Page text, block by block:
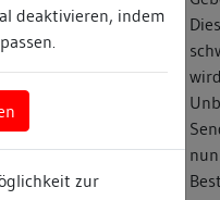
deaktivieren, indem
zur